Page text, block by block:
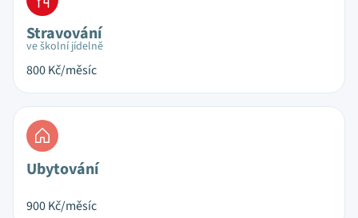
Stravování
ve školní jídelně
800Kč/měsíc
Ubytování
900Kč/měsíc